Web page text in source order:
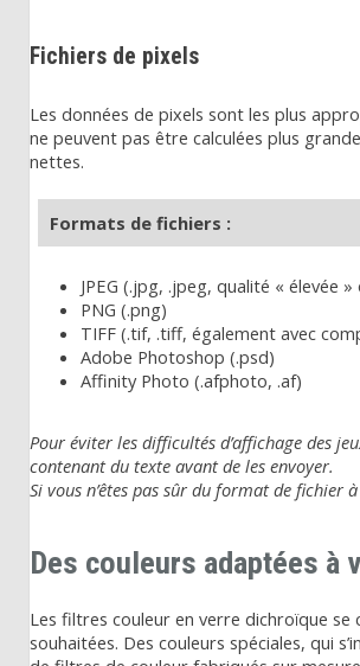
Fichiers de pixels
Les données de pixels sont les plus
ne peuvent pas être calculées plus
nettes.
Formats de fichiers :
JPEG (.jpg, .jpeg, qualité « élevée
PNG (.png)
TIFF (.tif, .tiff, également avec
Adobe Photoshop (.psd)
Affinity Photo (.afphoto, .af)
Pour éviter les difficultés d’affichage des
contenant du texte avant de les envoyer.
Si vous n’êtes pas sûr du format de fichier
Des couleurs adaptées
Les filtres couleur en verre dichroïque
souhaitées. Des couleurs spéciales, qui